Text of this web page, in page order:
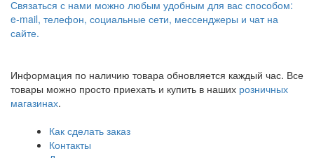
Связаться с нами можно любым удобным для вас способом:
e-mail, телефон, социальные сети, мессенджеры и чат на
сайте.
Информация по наличию товара обновляется каждый час. Все
товары можно просто приехать и купить в наших розничных
магазинах.
Как сделать заказ
Контакты